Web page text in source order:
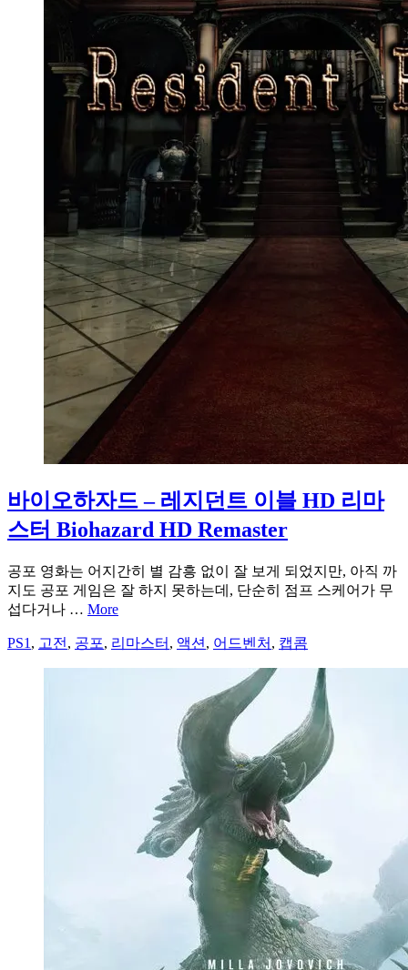
바이오하자드 – 레지던트 이블 HD 리마
스터 Biohazard HD Remaster
공포 영화는 어지간히 별 감흥 없이 잘 보게 되었지만, 아직 까
지도 공포 게임은 잘 하지 못하는데, 단순히 점프 스케어가 무
섭다거나 … More
PS1 , 고전 , 공포, 리마스터 , 액션 , 어드벤처 , 캡콤